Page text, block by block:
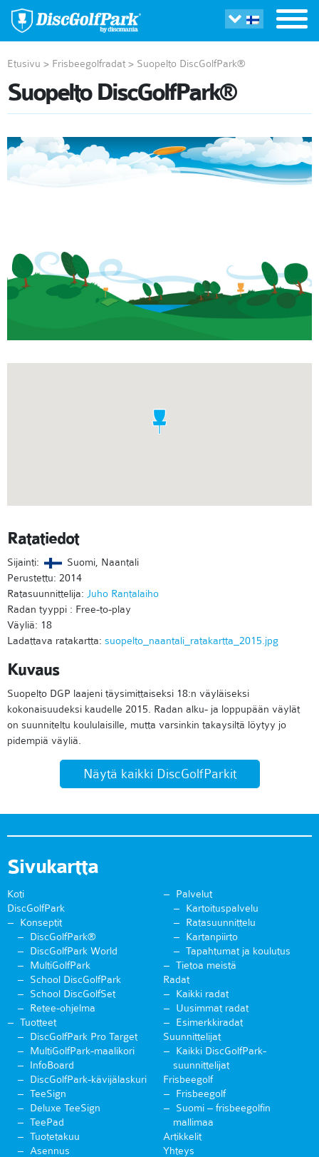
Etusivu > Frisbeegolfradat > Suopelto DiscGolfPark®
Suopelto DiscGolfPark®
Ratatiedot
Sijainti:
Suomi, Naantali
Perustettu: 2014
Ratasuunnittelija: Juho Rantalaiho
Radan tyyppi : Free-to-play
Väyliä: 18
Ladattava ratakartta: suopelto_naantali_ratakartta_2015.jpg
Kuvaus
Suopelto DGP laajeni täysimittaiseksi 18:n väyläiseksi
kokonaisuudeksi kaudelle 2015. Radan alku- ja loppupään väylät
on suunniteltu koululaisille, mutta varsinkin takaysiltä löytyy jo
pidempiä väyliä.
Näytä kaikki DiscGolfParkit
Sivukartta
Koti
DiscGolfPark
Konseptit
DiscGolfPark®
DiscGolfPark World
MultiGolfPark
School DiscGolfPark
School DiscGolfSet
Retee-ohjelma
Tuotteet
DiscGolfPark Pro Target
MultiGolfPark-maalikori
InfoBoard
DiscGolfPark-kävijälaskuri
TeeSign
Deluxe TeeSign
TeePad
Tuotetakuu
Asennus
Palvelut
Kartoituspalvelu
Ratasuunnittelu
Kartanpiirto
Tapahtumat ja koulutus
Tietoa meistä
Radat
Kaikki radat
Uusimmat radat
Esimerkkiradat
Suunnittelijat
Kaikki DiscGolfPark-
suunnittelijat
Frisbeegolf
Frisbeegolf
Suomi – frisbeegolfin
mallimaa
Artikkelit
Yhteys